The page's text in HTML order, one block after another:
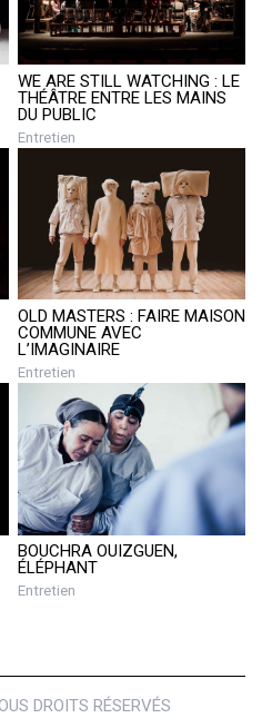
WE ARE STILL WATCHING : LE
THÉÂTRE ENTRE LES MAINS
DU PUBLIC
Entretien
OLD MASTERS : FAIRE MAISON
COMMUNE AVEC
L’IMAGINAIRE
Entretien
BOUCHRA OUIZGUEN,
ÉLÉPHANT
Entretien
DROITS RÉSERVÉS